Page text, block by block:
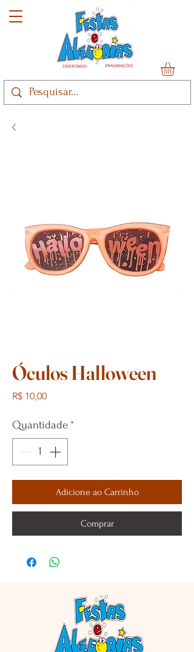
Óculos Halloween
R$ 10,00Preço
Quantidade *
Adicione ao Carrinho
Comprar